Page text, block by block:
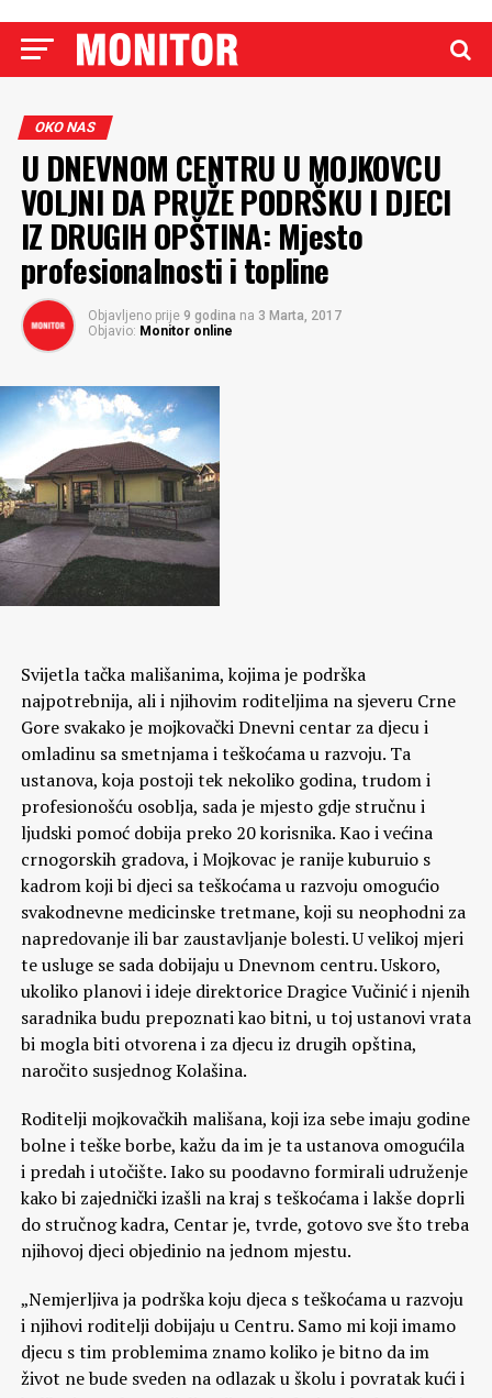
OKO NAS
U DNEVNOM CENTRU U MOJKOVCU
VOLJNI DA PRUŽE PODRŠKU I DJECI
IZ DRUGIH OPŠTINA: Mjesto
profesionalnosti i topline
Objavljeno prije 9 godina na 3 Marta, 2017
Objavio: Monitor online
Svijetla tačka mališanima, kojima je podrška
najpotrebnija, ali i njihovim roditeljima na sjeveru Crne
Gore svakako je mojkovački Dnevni centar za djecu i
omladinu sa smetnjama i teškoćama u razvoju. Ta
ustanova, koja postoji tek nekoliko godina, trudom i
profesionošću osoblja, sada je mjesto gdje stručnu i
ljudski pomoć dobija preko 20 korisnika. Kao i većina
crnogorskih gradova, i Mojkovac je ranije kuburuio s
kadrom koji bi djeci sa teškoćama u razvoju omogućio
svakodnevne medicinske tretmane, koji su neophodni za
napredovanje ili bar zaustavljanje bolesti. U velikoj mjeri
te usluge se sada dobijaju u Dnevnom centru. Uskoro,
ukoliko planovi i ideje direktorice Dragice Vučinić i njenih
saradnika budu prepoznati kao bitni, u toj ustanovi vrata
bi mogla biti otvorena i za djecu iz drugih opština,
naročito susjednog Kolašina.
Roditelji mojkovačkih mališana, koji iza sebe imaju godine
bolne i teške borbe, kažu da im je ta ustanova omogućila
i predah i utočište. Iako su poodavno formirali udruženje
kako bi zajednički izašli na kraj s teškoćama i lakše doprli
do stručnog kadra, Centar je, tvrde, gotovo sve što treba
njihovoj djeci objedinio na jednom mjestu.
„Nemjerljiva ja podrška koju djeca s teškoćama u razvoju
i njihovi roditelji dobijaju u Centru. Samo mi koji imamo
djecu s tim problemima znamo koliko je bitno da im
život ne bude sveden na odlazak u školu i povratak kući i